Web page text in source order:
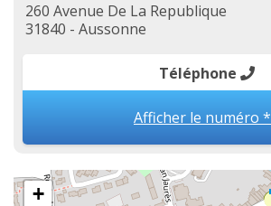
260 Avenue De La Republique
31840 - Aussonne
Téléphone
Afficher le numéro *
+